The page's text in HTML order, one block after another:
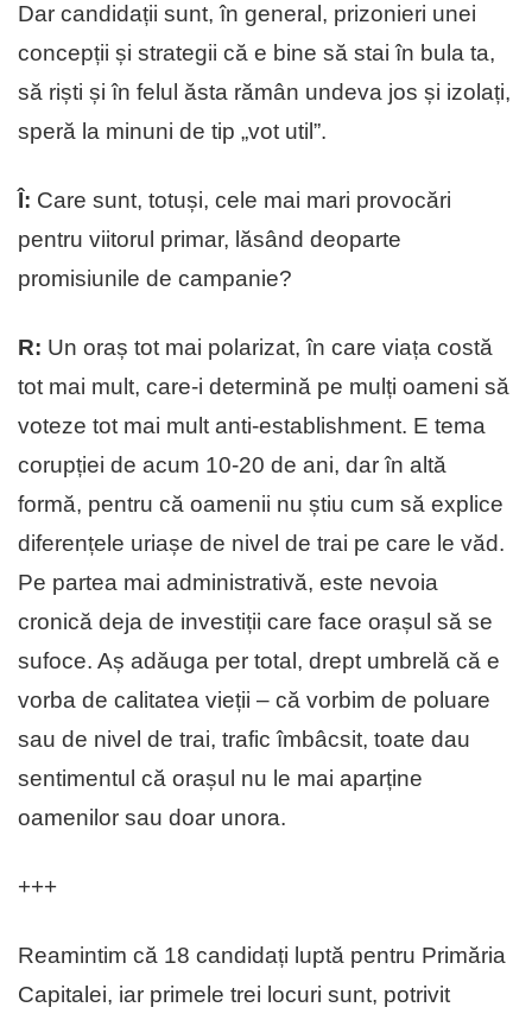
Dar candidații sunt, în general, prizonieri unei
concepții și strategii că e bine să stai în bula ta,
să riști și în felul ăsta rămân undeva jos și izolați,
speră la minuni de tip „vot util”.
Î: Care sunt, totuși, cele mai mari provocări
pentru viitorul primar, lăsând deoparte
promisiunile de campanie?
R: Un oraș tot mai polarizat, în care viața costă
tot mai mult, care-i determină pe mulți oameni să
voteze tot mai mult anti-establishment. E tema
corupției de acum 10-20 de ani, dar în altă
formă, pentru că oamenii nu știu cum să explice
diferențele uriașe de nivel de trai pe care le văd.
Pe partea mai administrativă, este nevoia
cronică deja de investiții care face orașul să se
sufoce. Aș adăuga per total, drept umbrelă că e
vorba de calitatea vieții – că vorbim de poluare
sau de nivel de trai, trafic îmbâcsit, toate dau
sentimentul că orașul nu le mai aparține
oamenilor sau doar unora.
+++
Reamintim că 18 candidați luptă pentru Primăria
Capitalei, iar primele trei locuri sunt, potrivit